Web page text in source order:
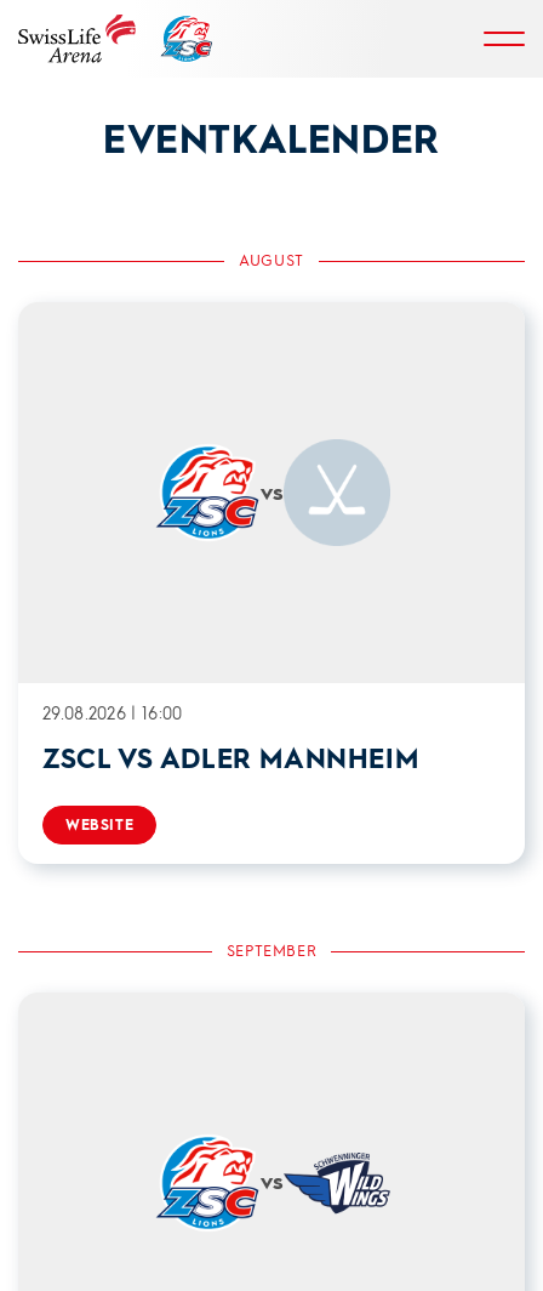
EVENTKALENDER
AUGUST
vs
29.08.2026 | 16:00
ZSCL VS ADLER MANNHEIM
WEBSITE
SEPTEMBER
vs